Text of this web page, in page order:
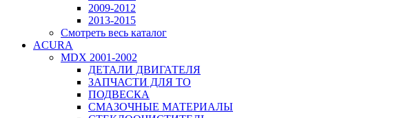
2009-2012
2013-2015
Смотреть весь каталог
ACURA
MDX 2001-2002
ДЕТАЛИ ДВИГАТЕЛЯ
ЗАПЧАСТИ ДЛЯ ТО
ПОДВЕСКА
СМАЗОЧНЫЕ МАТЕРИАЛЫ